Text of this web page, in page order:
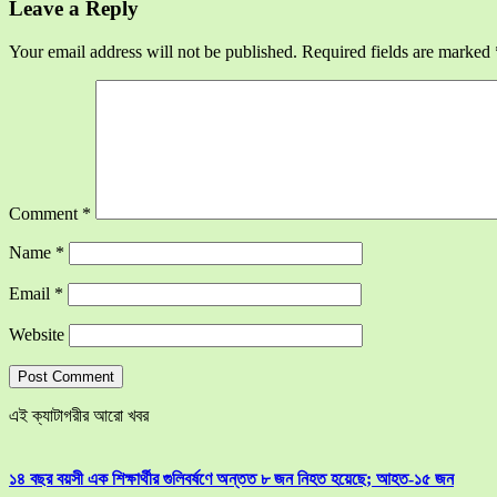
Leave a Reply
Your email address will not be published. Required fields are marked
Comment *
Name *
Email *
Website
এই ক্যাটাগরীর আরো খবর
১৪ বছর বয়সী এক শিক্ষার্থীর গুলিবর্ষণে অন্তত ৮ জন নিহত হয়েছে; আহত-১৫ জন